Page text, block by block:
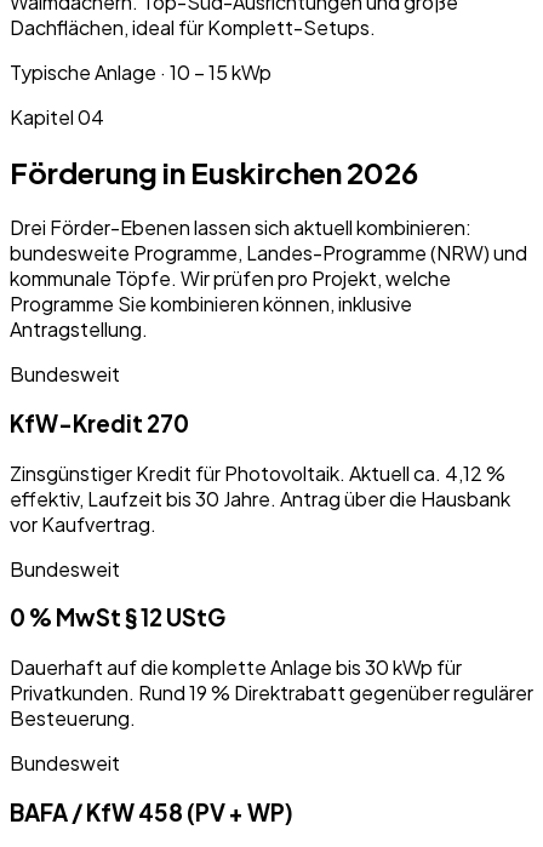
Dachflächen, ideal für Komplett-Setups.
Typische Anlage · 10 – 15 kWp
Kapitel04
Förderung in Euskirchen2026
Drei Förder-Ebenen lassen sich aktuell kombinieren:
bundesweite Programme, Landes-Programme (NRW) und
kommunale Töpfe. Wir prüfen pro Projekt, welche
Programme Sie kombinieren können, inklusive
Antragstellung.
Bundesweit
KfW-Kredit 270
Zinsgünstiger Kredit für Photovoltaik. Aktuell ca. 4,12 %
effektiv, Laufzeit bis 30 Jahre. Antrag über die Hausbank
vor Kaufvertrag.
Bundesweit
0 % MwSt § 12 UStG
Dauerhaft auf die komplette Anlage bis 30 kWp für
Privatkunden. Rund 19 % Direktrabatt gegenüber regulärer
Besteuerung.
Bundesweit
BAFA / KfW 458 (PV + WP)